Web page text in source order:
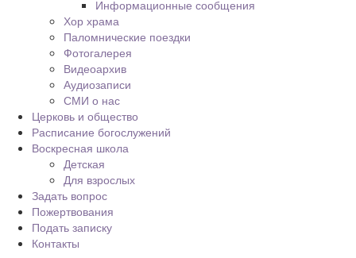
Информационные сообщения
Хор храма
Паломнические поездки
Фотогалерея
Видеоархив
Аудиозаписи
СМИ о нас
Церковь и общество
Расписание богослужений
Воскресная школа
Детская
Для взрослых
Задать вопрос
Пожертвования
Подать записку
Контакты